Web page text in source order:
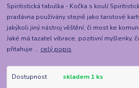
Spiritistická tabulka - Kočka s koulí
pradávna používány stejně jako tarotové
jakýkoli jiný nástroj věštění, či most ke
Jaké má tazatel vibrace, pozitivní myšlenky,
přitahuje ... celý popis
Dostupnost skladem 1 ks